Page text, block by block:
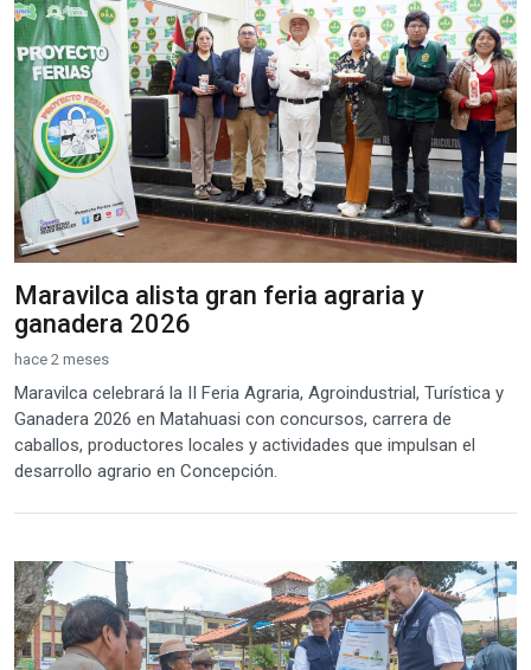
Maravilca alista gran feria agraria y
ganadera 2026
hace 2 meses
Maravilca celebrará la II Feria Agraria, Agroindustrial, Turística y
Ganadera 2026 en Matahuasi con concursos, carrera de
caballos, productores locales y actividades que impulsan el
desarrollo agrario en Concepción.